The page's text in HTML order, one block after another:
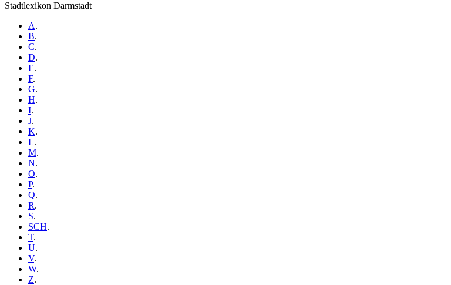
Stadtlexikon Darmstadt
A.
B.
C.
D.
E.
F.
G.
H.
I.
J.
K.
L.
M.
N.
O.
P.
Q.
R.
S.
SCH.
T.
U.
V.
W.
Z.